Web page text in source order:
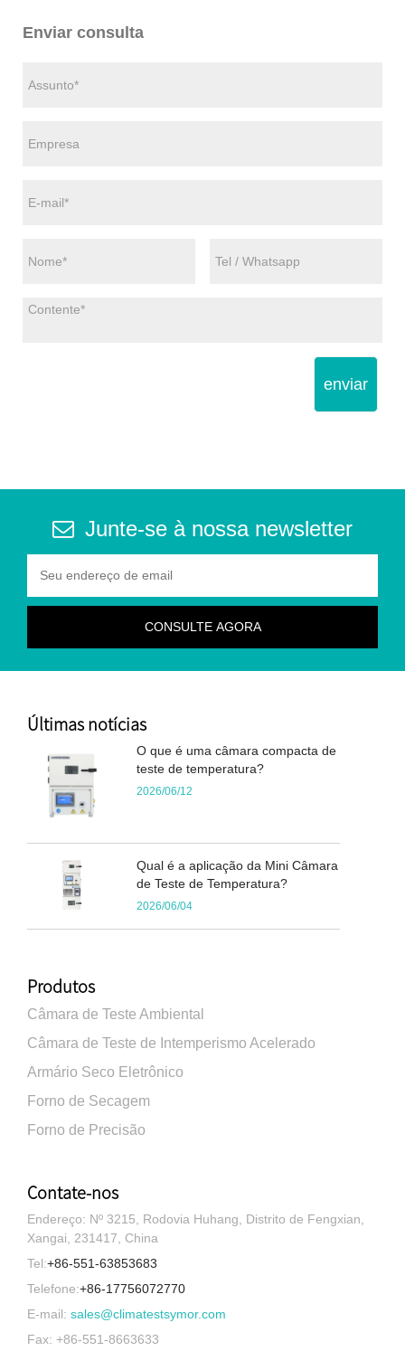
Enviar consulta
enviar
Junte-se à nossa newsletter
Últimas notícias
O que é uma câmara compacta de
teste de temperatura?
2026/06/12
Qual é a aplicação da Mini Câmara
de Teste de Temperatura?
2026/06/04
Produtos
Câmara de Teste Ambiental
Câmara de Teste de Intemperismo Acelerado
Armário Seco Eletrônico
Forno de Secagem
Forno de Precisão
Contate-nos
Endereço: Nº 3215, Rodovia Huhang, Distrito de Fengxian,
Xangai, 231417, China
Tel:+86-551-63853683
Telefone:+86-17756072770
E-mail: sales@climatestsymor.com
Fax: +86-551-8663633